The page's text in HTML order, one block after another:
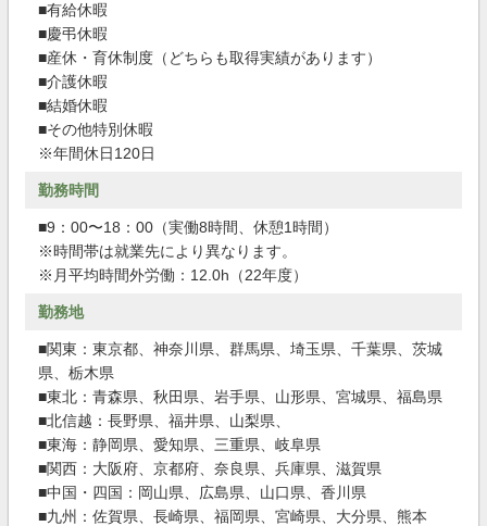
■有給休暇
■慶弔休暇
■産休・育休制度（どちらも取得実績があります）
■介護休暇
■結婚休暇
■その他特別休暇
※年間休日120日
勤務時間
■9：00〜18：00（実働8時間、休憩1時間）
※時間帯は就業先により異なります。
※月平均時間外労働：12.0h（22年度）
勤務地
■関東：東京都、神奈川県、群馬県、埼玉県、千葉県、茨城
県、栃木県
■東北：青森県、秋田県、岩手県、山形県、宮城県、福島県
■北信越：長野県、福井県、山梨県、
■東海：静岡県、愛知県、三重県、岐阜県
■関西：大阪府、京都府、奈良県、兵庫県、滋賀県
■中国・四国：岡山県、広島県、山口県、香川県
■九州：佐賀県、長崎県、福岡県、宮崎県、大分県、熊本